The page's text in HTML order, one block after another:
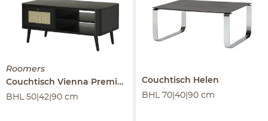
Roomers
Couchtisch Vienna Premium
BHL 50|42|90 cm
Couchtisch Helen
BHL 70|40|90 cm